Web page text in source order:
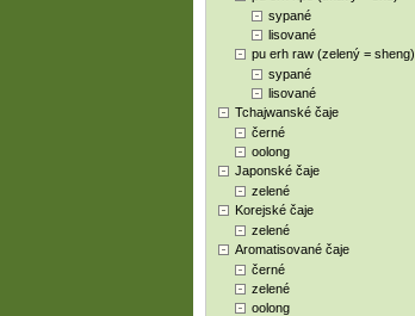
sypané
lisované
pu erh raw (zelený = sheng)
sypané
lisované
Tchajwanské čaje
černé
oolong
Japonské čaje
zelené
Korejské čaje
zelené
Aromatisované čaje
černé
zelené
oolong